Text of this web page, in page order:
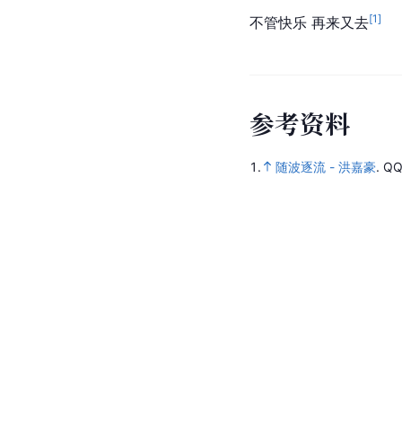
不管快乐 再来又去[1]
参考资料
1. 随波逐流 - 洪嘉豪.